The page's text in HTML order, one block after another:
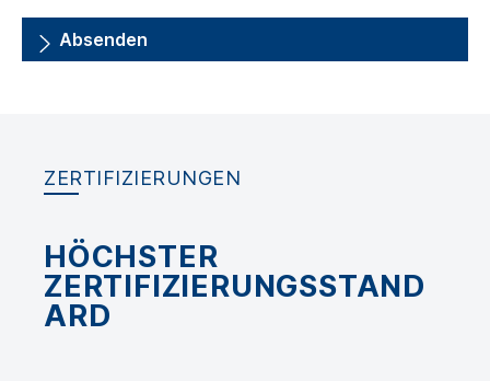
Absenden
ZERTIFIZIERUNGEN
HÖCHSTER
ZERTIFIZIERUNGSSTAND
ARD